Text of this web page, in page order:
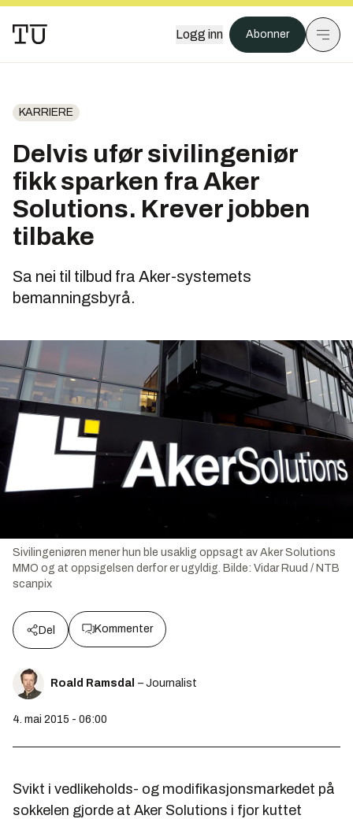
Logg inn Abonner
KARRIERE
Delvis ufør sivilingeniør
fikk sparken fra Aker
Solutions. Krever jobben
tilbake
Sa nei til tilbud fra Aker-systemets
bemanningsbyrå.
Sivilingeniøren mener hun ble usaklig oppsagt av Aker Solutions
MMO og at oppsigelsen derfor er ugyldig. Bilde: Vidar Ruud / NTB
scanpix
Del Kommenter
Roald Ramsdal – Journalist
4. mai 2015 - 06:00
Svikt i vedlikeholds- og modifikasjonsmarkedet på
sokkelen gjorde at Aker Solutions i fjor kuttet